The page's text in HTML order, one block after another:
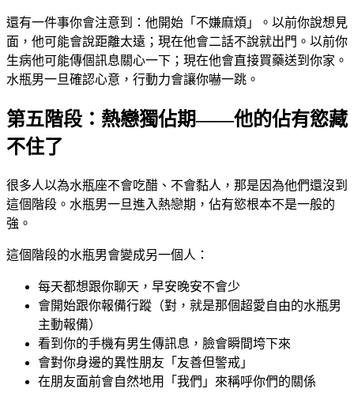
還有一件事你會注意到：他開始「不嫌麻煩」。以前你說想見
面，他可能會說距離太遠；現在他會二話不說就出門。以前你
生病他可能傳個訊息關心一下；現在他會直接買藥送到你家。
水瓶男一旦確認心意，行動力會讓你嚇一跳。
第五階段：熱戀獨佔期——他的佔有慾藏
不住了
很多人以為水瓶座不會吃醋、不會黏人，那是因為他們還沒到
這個階段。水瓶男一旦進入熱戀期，佔有慾根本不是一般的
強。
這個階段的水瓶男會變成另一個人：
每天都想跟你聊天，早安晚安不會少
會開始跟你報備行蹤（對，就是那個超愛自由的水瓶男
主動報備）
看到你的手機有男生傳訊息，臉會瞬間垮下來
會對你身邊的異性朋友「友善但警戒」
在朋友面前會自然地用「我們」來稱呼你們的關係